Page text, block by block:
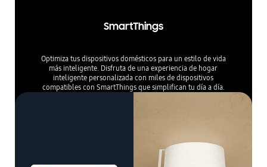
SmartThings
Optimiza tus dispositivos domésticos para un estilo de vida
más inteligente. Disfruta de una experiencia de hogar
inteligente personalizada con miles de dispositivos
compatibles con SmartThings que simplifican tu día a día.